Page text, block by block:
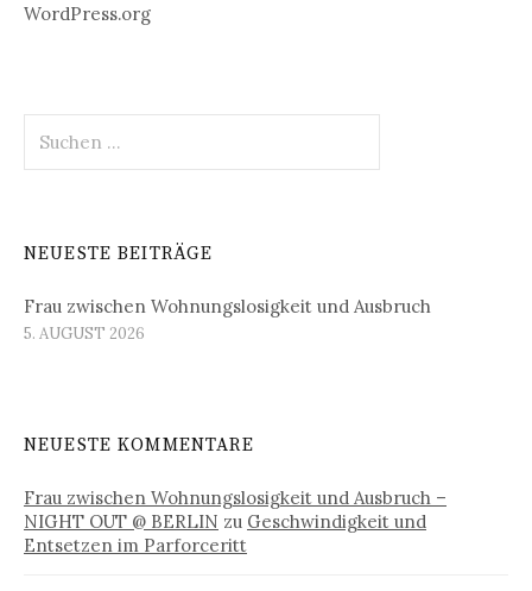
WordPress.org
nach:
NEUESTE BEITRÄGE
Frau zwischen Wohnungslosigkeit und Ausbruch
5. AUGUST 2026
NEUESTE KOMMENTARE
Frau zwischen Wohnungslosigkeit und Ausbruch –
NIGHT OUT @ BERLIN zu Geschwindigkeit und
Entsetzen im Parforceritt